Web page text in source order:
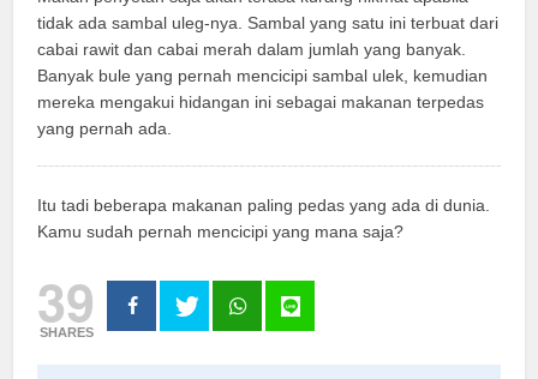
tidak ada sambal uleg-nya. Sambal yang satu ini terbuat dari
cabai rawit dan cabai merah dalam jumlah yang banyak.
Banyak bule yang pernah mencicipi sambal ulek, kemudian
mereka mengakui hidangan ini sebagai makanan terpedas
yang pernah ada.
Itu tadi beberapa makanan paling pedas yang ada di dunia.
Kamu sudah pernah mencicipi yang mana saja?
39
SHARES